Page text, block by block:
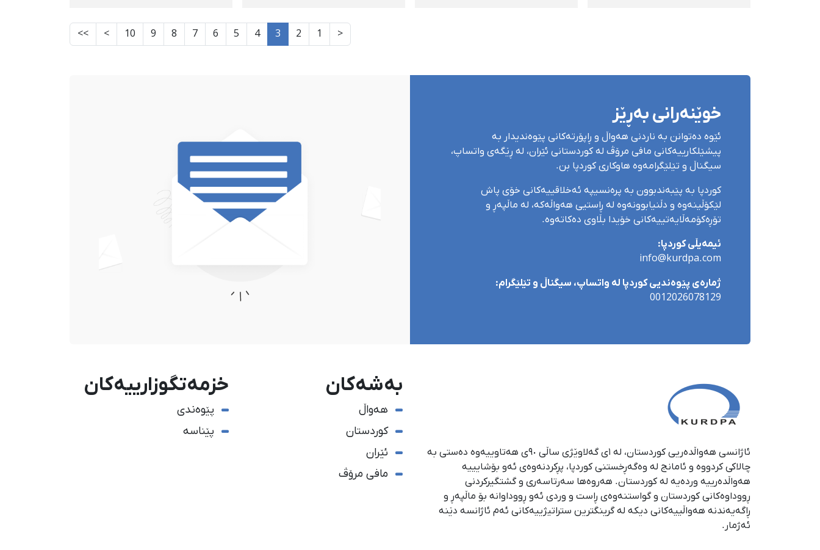
گوڵمحەممەدی
گواستنەوەی بۆ شوێنێکی
مافەکانی مرۆڤ لە
کوردستان
<
1
2
3
4
5
6
7
8
9
10
>
>>
خوێنەرانی بەڕێز
ئێوە دەتوانن بە ناردنی هەواڵ و ڕاپۆرتەکانی پێوەندیدار بە
پیشێلکارییەکانی مافی مرۆڤ لە کوردستانی ئێران، لە ڕێگەی واتساپ،
سیگناڵ و تێلێگرامەوە هاوکاری کوردپا بن.
کوردپا بە پێبەندبوون بە پرەنسیپە ئەخلاقییەکانی خۆی پاش
لێکۆڵینەوە و دڵنیابوونەوە لە ڕاستیی هەواڵەکە، لە ماڵپەڕ و
تۆڕەکۆمەڵایەتییەکانی خۆیدا بڵاوی دەکاتەوە.
ئیمەیڵی کوردپا:
info@kurdpa.com
ژمارەی پێوەندیی کوردپا لە واتساپ، سیگناڵ و تێلێگرام:
0012026078129
ئاژانسی هەواڵدەریی کوردستان، لە ١ی گەلاوێژی ساڵی ٩٠ی هەتاوییەوە دەستی بە
چالاکی کردووە و ئامانج لە وەگەڕخستنی كوردپا، پڕكردنەوەی ئەو بۆشایییە
هەواڵدەرییە وردەیە لە كوردستان. هەروەها سەرتاسەری و گشتگیركردنی
ڕووداوەكانی كوردستان و گواستنەوەی ڕاست و وردی ئەو ڕووداوانە بۆ ماڵپەڕ و
ڕاگەیەندنە هەواڵییەكانی دیكە لە گرینگترین ستراتیژییەكانی ئەم ئاژانسە دێنە
ئەژمار.
بەشەکان
هەواڵ
کوردستان
ئێران
مافی مرۆڤ
خزمەتگوزارییەکان
پێوەندی
پێناسە